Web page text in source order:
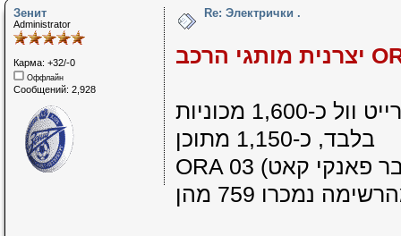
Зенит
Administrator
Карма: +32/-0
Оффлайн
Сообщений: 2,928
Re: Электрички .
בארבעת החודשים הראשונים של השנה מכרה גרייט וול כ-1,600 מכוניות
בלבד, כ-1,150 מתוכן
נמכרו 759 מהן